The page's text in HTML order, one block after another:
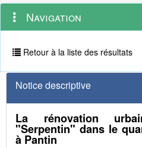
Navigation
outils
Menu
contextuel
Navigation
Retour à la liste des résultats
Notice descriptive
La rénovation
"Serpentin" dans le
à Pantin